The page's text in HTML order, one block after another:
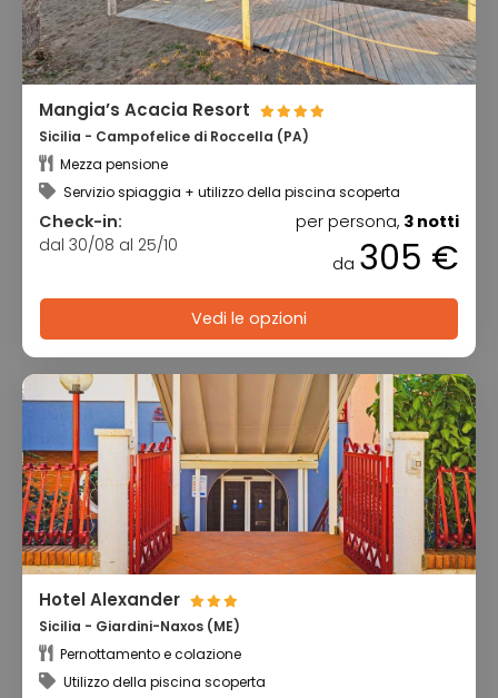
Mangia’s Acacia Resort
Sicilia - Campofelice di Roccella (PA)
Mezza pensione
Servizio spiaggia + utilizzo della piscina scoperta
Check-in:
dal 30/08 al 25/10
per persona, 3 notti
da 305 €
Vedi le opzioni
Hotel Alexander
Sicilia - Giardini-Naxos (ME)
Pernottamento e colazione
Utilizzo della piscina scoperta